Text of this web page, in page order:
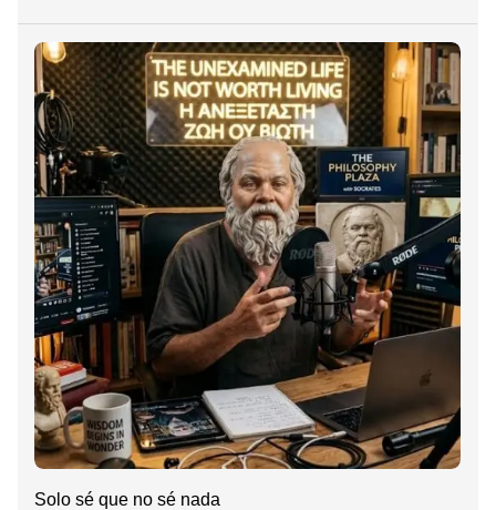
Solo sé que no sé nada